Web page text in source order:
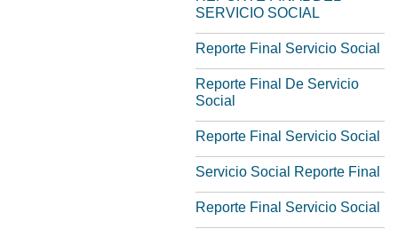
SERVICIO SOCIAL
Reporte Final Servicio Social
Reporte Final De Servicio
Social
Reporte Final Servicio Social
Servicio Social Reporte Final
Reporte Final Servicio Social